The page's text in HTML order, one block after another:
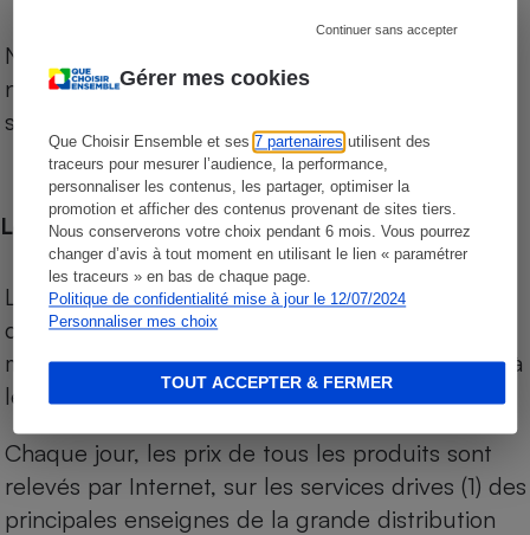
Gérer mes cookies
Que Choisir Ensemble et ses7 partenaires utilisent des
traceurs pour mesurer l’audience, la performance,
personnaliser les contenus, les partager, optimiser la
promotion et afficher des contenus provenant de sites tiers.
Nous conserverons votre choix pendant 6 mois. Vous pourrez
changer d’avis à tout moment en utilisant le lien « paramétrer
les traceurs » en bas de chaque page.
Politique de confidentialité mise à jour le 12/07/2024
Personnaliser mes choix
Continuer sans accepter
TOUT ACCEPTER & FERMER
Notre comparateur de supermarchés propose le
niveau de prix des supermarchés, géolocalisés
sur le territoire français.
Les comparaisons de prix
Les comparaisons sont réalisées sur l’ensemble
des produits des magasins. Les produits de
marques de distributeurs (MDD) sont comparés à
leurs équivalents chez leurs concurrents.
Chaque jour, les prix de tous les produits sont
relevés par Internet, sur les services drives (1) des
principales enseignes de la grande distribution